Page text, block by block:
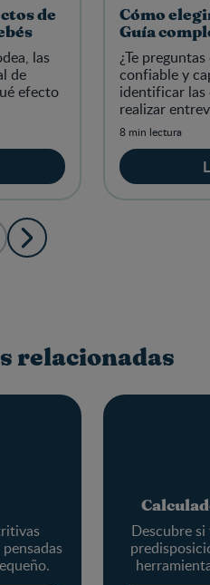
de
las
de
efecto
Cómo
Guía
¿Te
confiable y
identificar las
realizar
establecer
8 min lectura
relacionadas
Descubre